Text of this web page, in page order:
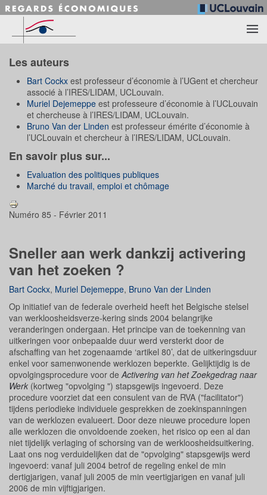
Accéder au contenu principal
Les auteurs
Bart Cockx est professeur d’économie à l’UGent et chercheur
associé à l’IRES/LIDAM, UCLouvain.
Muriel Dejemeppe est professeure d’économie à l’UCLouvain
et chercheuse à l’IRES/LIDAM, UCLouvain.
Bruno Van der Linden est professeur émérite d’économie à
l’UCLouvain et chercheur à l’IRES/LIDAM, UCLouvain.
En savoir plus sur...
Evaluation des politiques publiques
Marché du travail, emploi et chômage
Numéro 85 - Février 2011
Sneller aan werk dankzij activering
van het zoeken ?
Bart Cockx, Muriel Dejemeppe, Bruno Van der Linden
Op initiatief van de federale overheid heeft het Belgische stelsel
van werkloosheidsverze-kering sinds 2004 belangrijke
veranderingen ondergaan. Het principe van de toekenning van
uitkeringen voor onbepaalde duur werd versterkt door de
afschaffing van het zogenaamde ‘artikel 80’, dat de uitkeringsduur
enkel voor samenwonende werklozen beperkte. Gelijktijdig is de
opvolgingsprocedure voor deActivering van het Zoekgedrag naar
Werk (kortweg "opvolging ") stapsgewijs ingevoerd. Deze
procedure voorziet dat een consulent van de RVA ("facilitator")
tijdens periodieke individuele gesprekken de zoekinspanningen
van de werklozen evalueert. Door deze nieuwe procedure lopen
alle werklozen die onvoldoende zoeken, het risico op een al dan
niet tijdelijk verlaging of schorsing van de werkloosheidsuitkering.
Laat ons nog verduidelijken dat de "opvolging" stapsgewijs werd
ingevoerd: vanaf juli 2004 betrof de regeling enkel de min
dertigjarigen, vanaf juli 2005 de min veertigjarigen en vanaf juli
2006 de min vijftigjarigen.